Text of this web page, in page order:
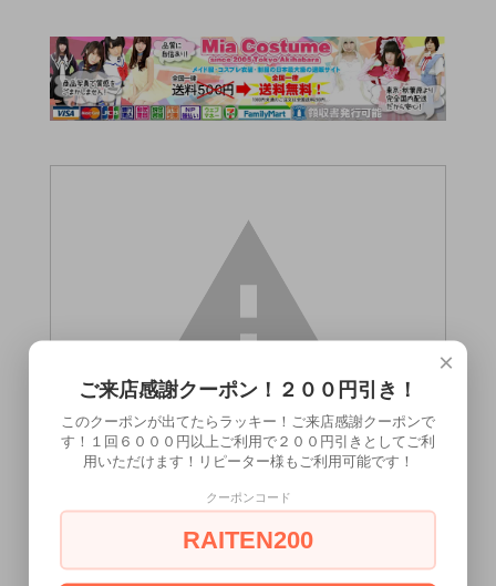
イグローブQ））は18歳未満の方には販売
×
ご来店感謝クーポン！２００円引き！
このクーポンが出てたらラッキー！ご来店感謝クーポンで
す！１回６０００円以上ご利用で２００円引きとしてご利
用いただけます！リピーター様もご利用可能です！
クーポンコード
RAITEN200